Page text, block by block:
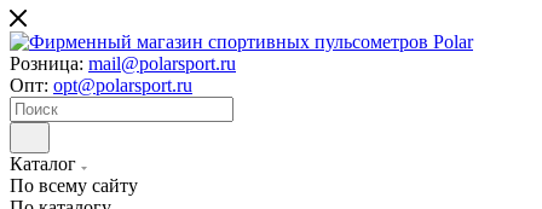
Розница: mail@polarsport.ru
Опт: opt@polarsport.ru
Каталог
По всему сайту